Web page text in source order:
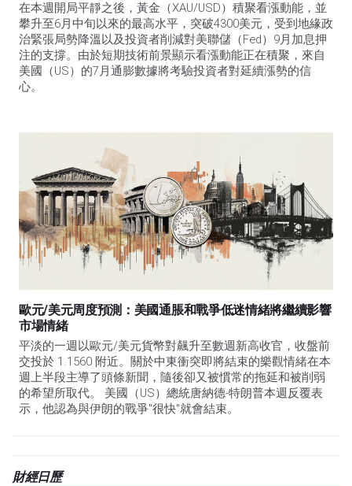
在本週開局平靜之後，黃金（XAU/USD）積聚看漲動能，並
攀升至6月中旬以來的最高水平，突破4300美元，受到地緣政
治緊張局勢降溫以及投資者削減對美聯儲（Fed）9月加息押
注的支撐。由於短期技術前景顯示看漲動能正在積聚，來自
美國（US）的7月通膨數據將考驗投資者對延續漲勢的信
心。
歐元/美元周度預測：美國通脹和戰爭低迷情緒將繼續影響
市場情緒
平淡的一週以歐元/美元貨幣對飆升至數週新高收官，收盤前
交投於 1.1560 附近。關於中東衝突即將結束的樂觀情緒在本
週上半段主導了頭條新聞，隨後卻又被慣常的拖延和被削弱
的希望所取代。 美國（US）總統唐納德-特朗普本週反覆表
示，他認為與伊朗的戰爭"很快"就會結束。
財經日歷